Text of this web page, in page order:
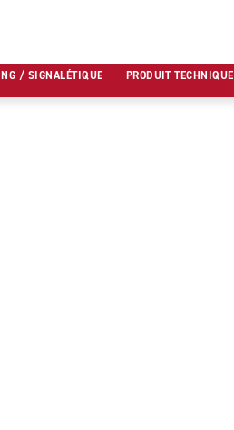
/ SIGNALÉTIQUE PRODUIT TECHNIQUE